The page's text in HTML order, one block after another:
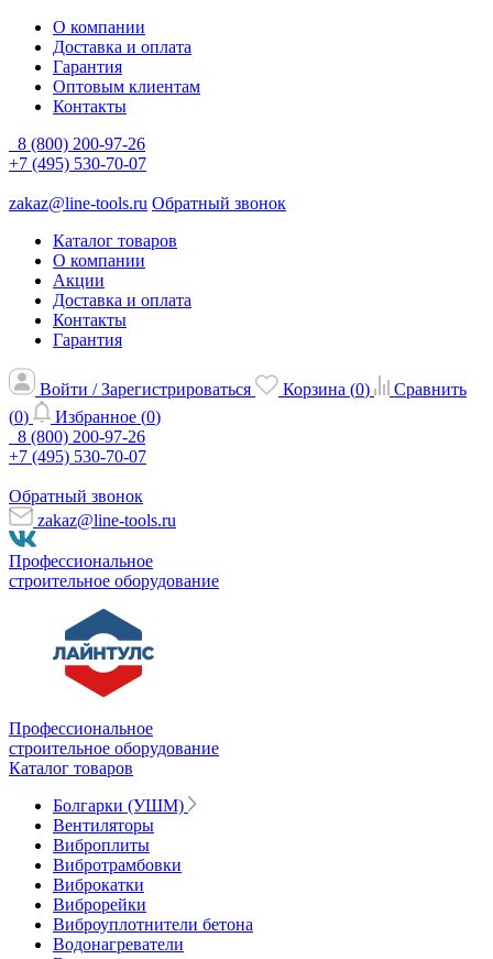
О компании
Доставка и оплата
Гарантия
Оптовым клиентам
Контакты
8 (800) 200-97-26
+7 (495) 530-70-07
zakaz@line-tools.ru Обратный звонок
Каталог товаров
О компании
Акции
Доставка и оплата
Контакты
Гарантия
Войти / Зарегистрироваться Корзина (0)
Сравнить
(0) Избранное (0)
8 (800) 200-97-26
+7 (495) 530-70-07
Обратный звонок
zakaz@line-tools.ru
Профессиональное
строительное оборудование
Профессиональное
строительное оборудование
Каталог товаров
Болгарки (УШМ)
Вентиляторы
Виброплиты
Вибротрамбовки
Виброкатки
Виброрейки
Виброуплотнители бетона
Водонагреватели